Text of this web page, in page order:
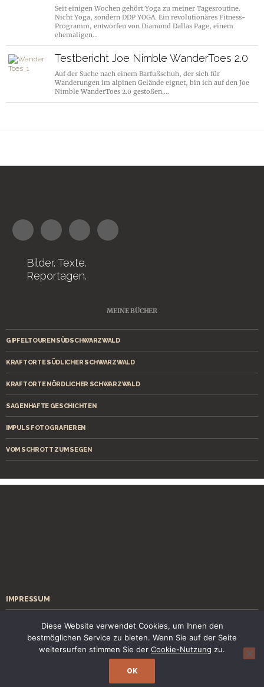
Seit einigen Wochen gehört Yoga zu meiner Tagesroutine.
Nicht Yoga, sondern DDP YOGA. Ein revolutionäres Fitness-
Programm, entworfen von Diamond Dallas Page, einem
ehemaligen…
Testbericht Joe Nimble WanderToes 2.0
Auf der Suche nach einem Barfußschuh, der sich für
Wanderungen im alpinen Gelände eignet, bin ich auf den Joe
Nimble WanderToes 2.0 gestoßen.…
Bilder. Texte.
Reportagen.
MEINE BÜCHER
GIPFELTOUREN SÜDSCHWARZWALD
KRAFTORTE SÜDLICHER SCHWARZWALD
KRAFTORTE NÖRDLICHER SCHWARZWALD
SAGENHAFTE GESCHICHTEN
IMPULS FOTOGRAFIEREN
VOM SCHROTT ZUM SEGEN
IMPRESSUM
KONTAKT
Stolz präsentiert von WordPress
Diese Website verwendet Cookies, um Ihnen den
bestmöglichen Service zu bieten. Wenn Sie auf der Seite
weitersurfen stimmen Sie der Cookie-Nutzung zu.
OK